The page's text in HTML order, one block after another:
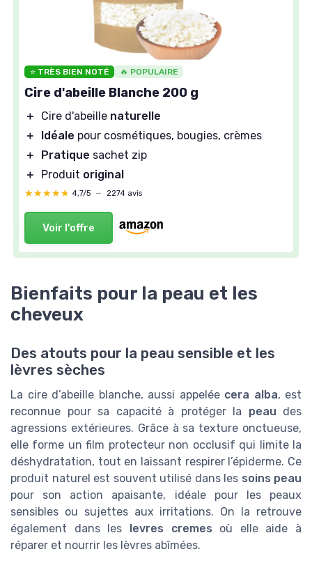
⭐ TRÈS BIEN NOTÉ 🔥 POPULAIRE
Cire d'abeille Blanche 200 g
＋ Cire d'abeille naturelle
＋
Idéale pour cosmétiques, bougies, crèmes
＋
Pratique sachet zip
＋
Produit original
★★★★★
★★★★★ 4,7/5 — 2274 avis
Voir l'offre
Bienfaits pour la peau et les
cheveux
Des atouts pour la peau sensible et les
lèvres sèches
La cire d’abeille blanche, aussi appelée cera alba, est
reconnue pour sa capacité à protéger la peau des
agressions extérieures. Grâce à sa texture onctueuse,
elle forme un film protecteur non occlusif qui limite la
déshydratation, tout en laissant respirer l’épiderme. Ce
produit naturel est souvent utilisé dans les soins peau
pour son action apaisante, idéale pour les peaux
sensibles ou sujettes aux irritations. On la retrouve
également dans les
levres cremes où elle aide à
réparer et nourrir les lèvres abîmées.